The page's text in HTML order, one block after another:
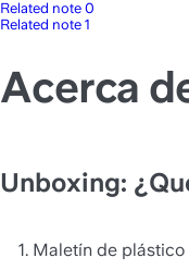
Related note 0
Related note 1
Acerca
Unboxing:
Maletín de